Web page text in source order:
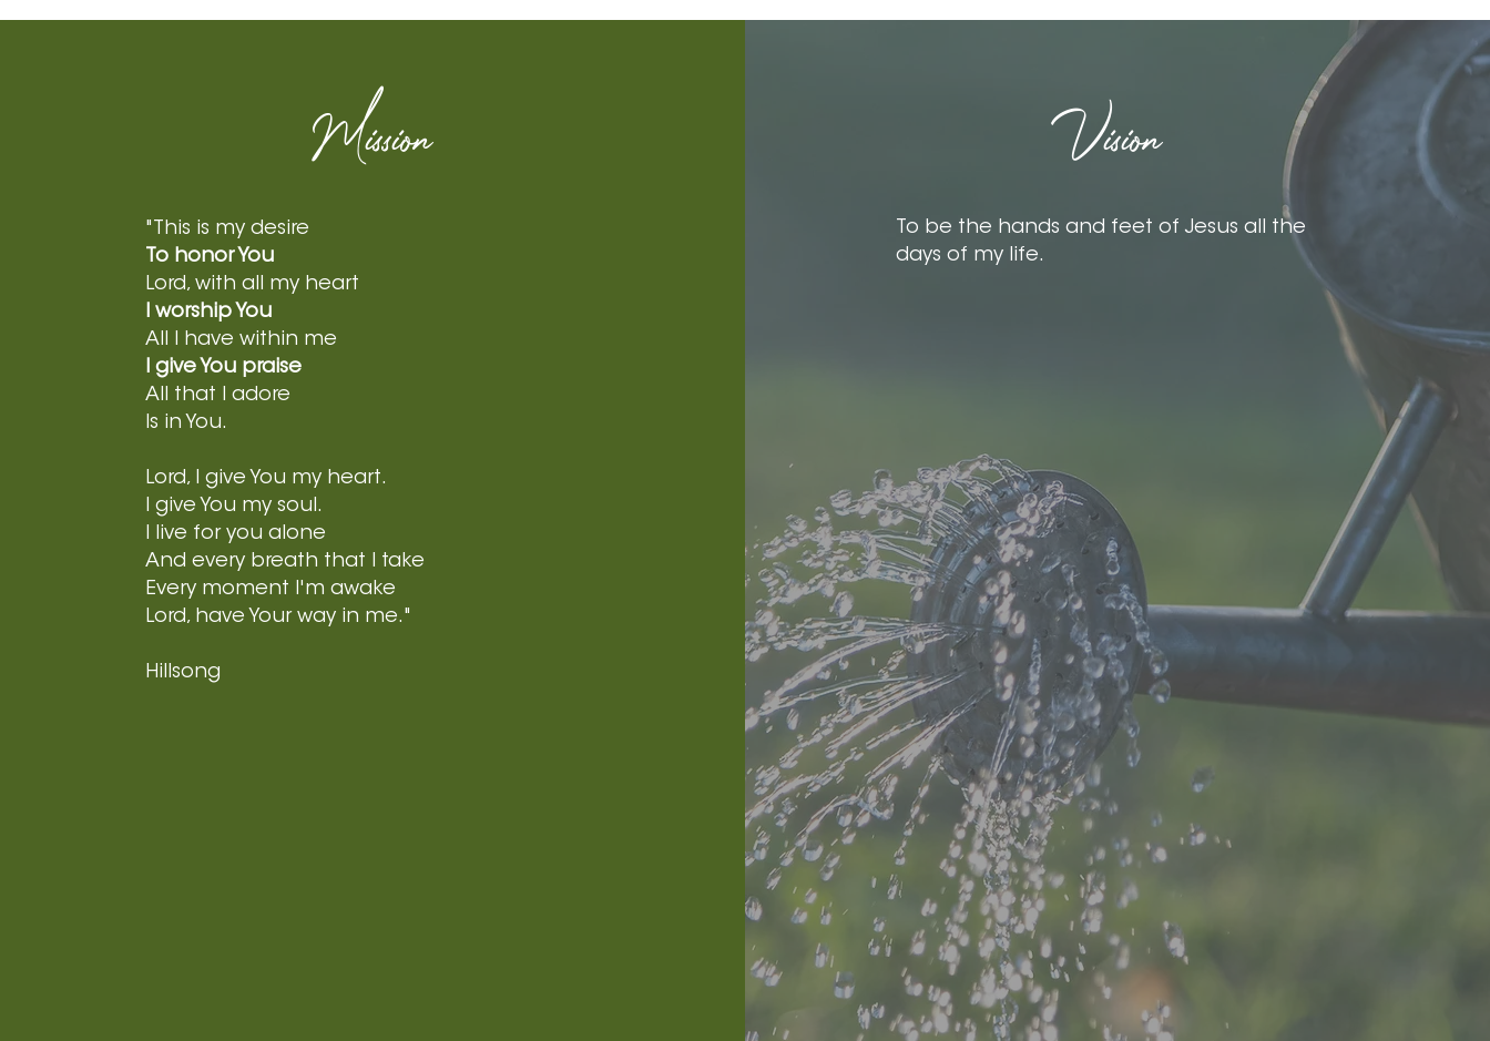
Mission
"This is my desire
To honor You
Lord, with all my heart
I worship You
All I have within me
I give You praise
All that I adore
Is in You.
Lord, I give You my heart.
I give You my soul.
I live for you alone
And every breath that I take
Every moment I'm awake
Lord, have Your way in me."
Hillsong
Vision
To be the hands and feet of Jesus all the
days of my life.